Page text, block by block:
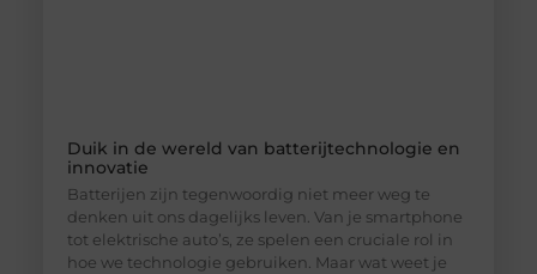
Duik in de wereld van batterijtechnologie en
innovatie
Batterijen zijn tegenwoordig niet meer weg te
denken uit ons dagelijks leven. Van je smartphone
tot elektrische auto’s, ze spelen een cruciale rol in
hoe we technologie gebruiken. Maar wat weet je